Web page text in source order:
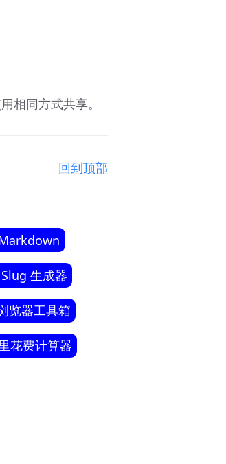
相同方式共享。
回到顶部
生成器
览器工具箱
花费计算器